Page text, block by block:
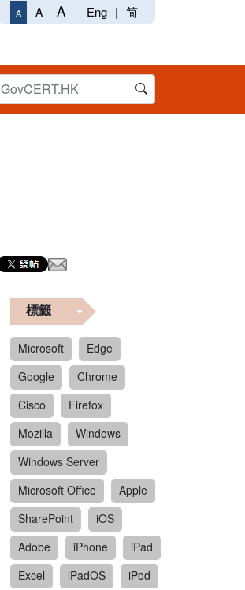
A A A Eng | 简
標籤
Microsoft
Edge
Google
Chrome
Cisco
Firefox
Mozilla
Windows
Windows Server
Microsoft Office
Apple
SharePoint
iOS
Adobe
iPhone
iPad
Excel
iPadOS
iPod